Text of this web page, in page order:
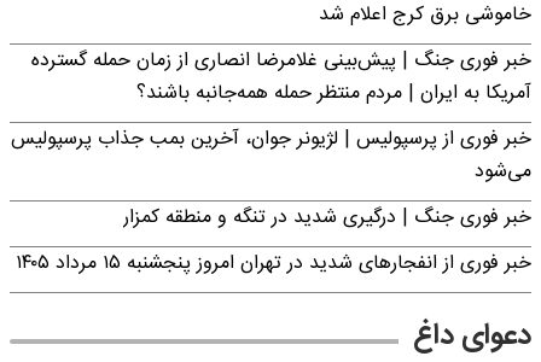
خاموشی برق کرج اعلام شد
خبر فوری جنگ | پیش‌بینی غلامرضا انصاری از زمان حمله گسترده
آمریکا به ایران | مردم منتظر حمله همه‌جانبه باشند؟
خبر فوری از پرسپولیس | لژیونر جوان، آخرین بمب جذاب پرسپولیس
می‌شود
خبر فوری جنگ | درگیری شدید در تنگه و منطقه کمزار
خبر فوری از انفجارهای شدید در تهران امروز پنجشنبه ۱۵ مرداد ۱۴۰۵
دعوای داغ